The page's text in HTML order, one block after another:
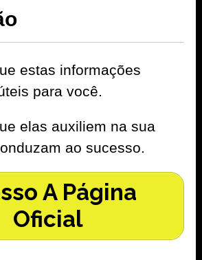
estas informações
para você.
elas auxiliem na sua
ao sucesso.
A Página
Oficial